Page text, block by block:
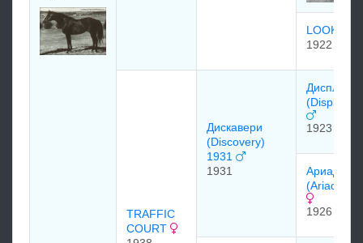
LOOK UP
1922
TRAFFIC
COURT
Диcкавеpи
(Discovery)
1931
1931
Диcплэй
(Display)
1923
Аpиадна
(Ariadne)
1926